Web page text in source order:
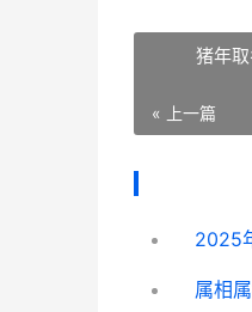
猪年
« 上一篇